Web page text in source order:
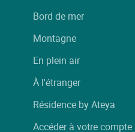
Bord de mer
Montagne
En plein air
À l'étranger
Résidence by Ateya
Accéder à votre compte